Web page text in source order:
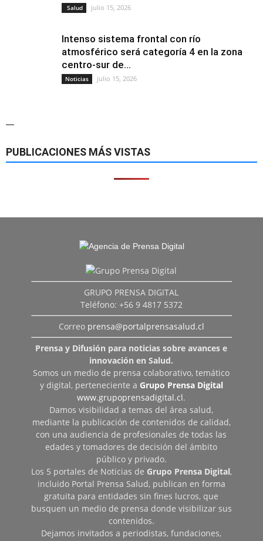
Salud julio 15, 2026
Intenso sistema frontal con río
atmosférico será categoría 4 en la zona
centro-sur de...
Noticias julio 15, 2026
—
PUBLICACIONES MÁS VISTAS
GRUPO PRENSA DIGITAL
Teléfono: +56 9 4817 5372
Correo prensa@portalprensasalud.cl
Prensa y Difusión para noticias sobre avances e
innovación en Salud.
Somos un medio de prensa colaborativo, temático
y digital, perteneciente a Grupo Prensa Digital
www.grupoprensadigital.cl.
Damos visibilidad a temas del área salud,
mediante la publicación de contenidos de calidad,
con una audiencia de profesionales de todas las
edades y tomadores de decisión del ámbito
público y privado.
Los 5 portales de Noticias de Grupo Prensa Digital,
incluido Portal Prensa Salud, publican en forma
gratuita para entidades sin fines lucros, que
busquen un medio de prensa donde visibilizar sus
contenidos.
Dejamos invitados a periodistas, fundaciones,